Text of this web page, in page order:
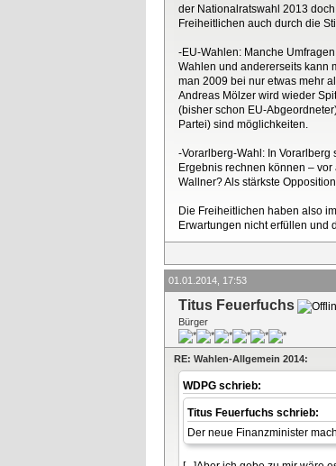
der Nationalratswahl 2013
Freiheitlichen auch durch die
-EU-Wahlen: Manche
Wahlen und andererseits kann
man 2009 bei nur etwas mehr
Andreas Mölzer wird wieder
(bisher schon EU-
Partei) sind möglichkeiten.
-Vorarlberg-Wahl: In
Ergebnis rechnen können –
Wallner? Als stärkste
Die Freiheitlichen haben also
Erwartungen nicht erfüllen und
01.01.2014, 17:53
Titus Feuerfuchs
Bürger
RE: Wahlen-Allgemein 2014:
WDPG schrieb:
Titus Feuerfuchs schrieb:
Der neue Finanzminister